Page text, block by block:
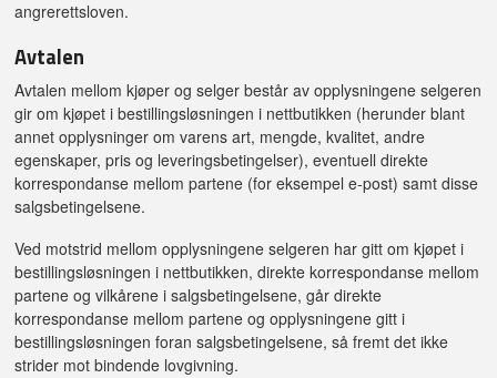
angrerettsloven.
Avtalen
Avtalen mellom kjøper og selger består av opplysningene selgeren
gir om kjøpet i bestillingsløsningen i nettbutikken (herunder blant
annet opplysninger om varens art, mengde, kvalitet, andre
egenskaper, pris og leveringsbetingelser), eventuell direkte
korrespondanse mellom partene (for eksempel e-post) samt disse
salgsbetingelsene.
Ved motstrid mellom opplysningene selgeren har gitt om kjøpet i
bestillingsløsningen i nettbutikken, direkte korrespondanse mellom
partene og vilkårene i salgsbetingelsene, går direkte
korrespondanse mellom partene og opplysningene gitt i
bestillingsløsningen foran salgsbetingelsene, så fremt det ikke
strider mot bindende lovgivning.